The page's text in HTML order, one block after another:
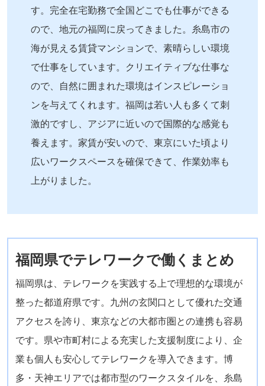
す。完全在宅勤務で全国どこでも仕事ができる
ので、地元の福岡に戻ってきました。糸島市の
海が見える賃貸マンションで、素晴らしい環境
で仕事をしています。クリエイティブな仕事な
ので、自然に囲まれた環境はインスピレーショ
ンを与えてくれます。福岡は若い人も多くて刺
激的ですし、アジアに近いので国際的な感覚も
養えます。家賃が安いので、東京にいた頃より
広いワークスペースを確保できて、作業効率も
上がりました。
福岡県でテレワークで働くまとめ
福岡県は、テレワークを実践する上で理想的な環境が
整った都道府県です。九州の玄関口として優れた交通
アクセスを誇り、東京などの大都市圏との連携も容易
です。県や市町村による充実した支援制度により、企
業も個人も安心してテレワークを導入できます。博
多・天神エリアでは都市型のワークスタイルを、糸島